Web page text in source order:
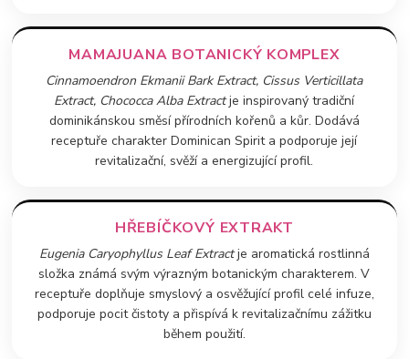
MAMAJUANA BOTANICKÝ KOMPLEX
Cinnamoendron Ekmanii Bark Extract, Cissus Verticillata
Extract, Chococca Alba Extractje inspirovaný tradiční
dominikánskou směsí přírodních kořenů a kůr. Dodává
receptuře charakter Dominican Spirit a podporuje její
revitalizační, svěží a energizující profil.
HŘEBÍČKOVÝ EXTRAKT
Eugenia Caryophyllus Leaf Extractje aromatická rostlinná
složka známá svým výrazným botanickým charakterem. V
receptuře doplňuje smyslový a osvěžující profil celé infuze,
podporuje pocit čistoty a přispívá k revitalizačnímu zážitku
během použití.